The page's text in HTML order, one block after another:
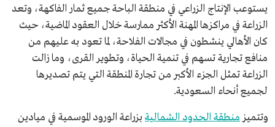
يستوعب الإنتاج الزراعي في منطقة الباحة جميع ثمار الفاكهة، وتعد
الزراعة في مراكزها المهنة الأكثر ممارسة خلال العقود الماضية، حيث
كان الأهالي ينشطون في مجالات الفلاحة، لما تعود به عليهم من
منافع تجارية تسهم في تنمية الحياة، وتطوير القرى، وما زالت
الزراعة تمثل الجزء الأكبر من تجارة المنطقة التي يتم تصديرها
لجميع أنحاء السعودية.
وتتميز منطقة الحدود الشمالية بزراعة الورود الموسمية في ميادين